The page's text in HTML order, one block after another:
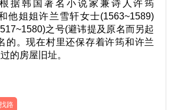
据韩国著名小说家兼诗人许筠
他姐姐许兰雪轩女士(1563~1589)
之号(避讳提及原名而另起
的。现在村里还保存着许筠和许兰
的房屋旧址。
找路